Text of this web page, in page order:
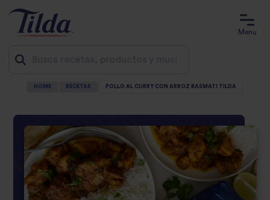
content
Menu
HOME RECETAS POLLO AL CURRY CON ARROZ BASMATI TILDA